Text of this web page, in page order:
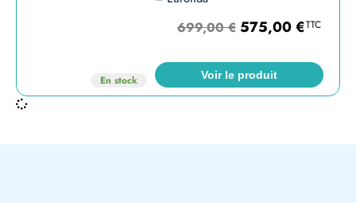
En stock
699,00€ 575,00€TTC
Voir le produit